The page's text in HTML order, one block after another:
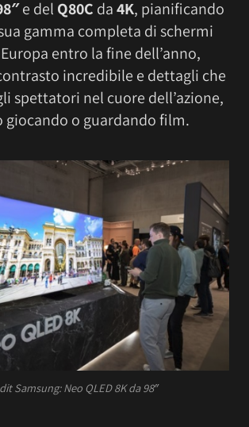
e del Q80C da4K, pianificando
gamma completa di schermi
entro la fine dell’anno,
incredibile e dettagli che
spettatori nel cuore dell’azione,
giocando o guardando film.
Samsung: Neo QLED 8K da 98″